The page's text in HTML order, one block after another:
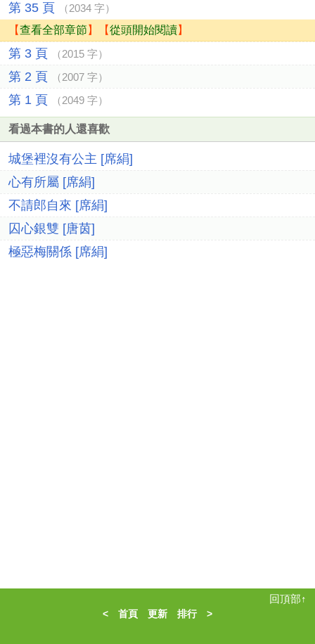
第 35 頁 （2034 字）
【查看全部章節 】【從頭開始閱讀】
第 3 頁 （2015 字）
第 2 頁 （2007 字）
第 1 頁 （2049 字）
看過本書的人還喜歡
城堡裡沒有公主 [席絹]
心有所屬 [席絹]
不請郎自來 [席絹]
囚心銀雙 [唐茵]
極惡梅關係 [席絹]
回頂部↑
< 首頁 更新 排行>